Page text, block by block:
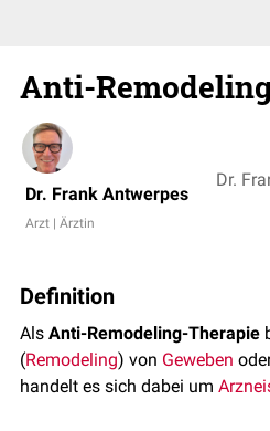
Anti-
Dr. Frank Antwerpes
Arzt | Ärztin
Dr.
Definition
Als Anti-Remodeling-Therapie
(Remodeling) von Geweben
handelt es sich dabei um